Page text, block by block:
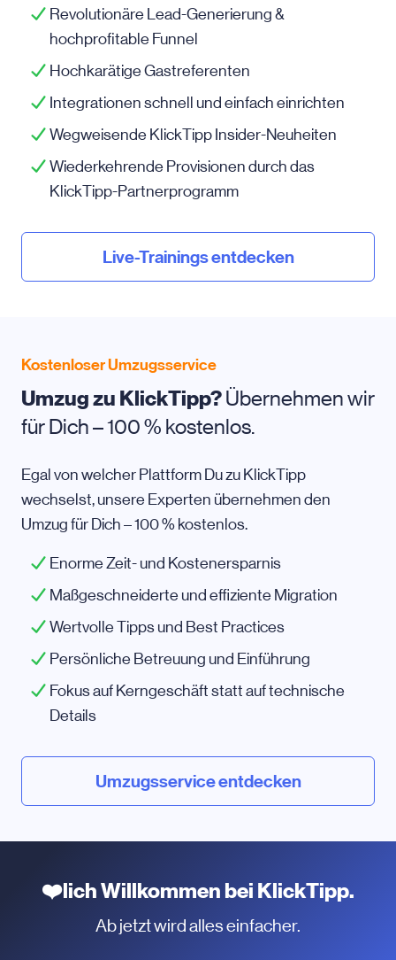
Revolutionäre Lead-Generierung &
hochprofitable Funnel
Hochkarätige Gastreferenten
Integrationen schnell und einfach einrichten
Wegweisende KlickTipp Insider-Neuheiten
Wiederkehrende Provisionen durch das
KlickTipp-Partnerprogramm
Live-Trainings entdecken
Kostenloser Umzugsservice
Umzug zu KlickTipp?Übernehmen wir
für Dich – 100 % kostenlos.
Egal von welcher Plattform Du zu KlickTipp
wechselst, unsere Experten übernehmen den
Umzug für Dich – 100 % kostenlos.
Enorme Zeit- und Kostenersparnis
Maßgeschneiderte und effiziente Migration
Wertvolle Tipps und Best Practices
Persönliche Betreuung und Einführung
Fokus auf Kerngeschäft statt auf technische
Details
Umzugsservice entdecken
❤️lich Willkommen bei KlickTipp.
Ab jetzt wird alles einfacher.